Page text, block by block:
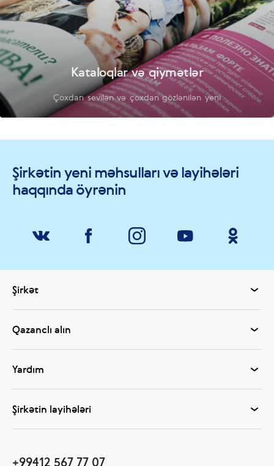
Kataloqlar və qiymətlər
Çoxdan sevilən və çoxdan gözlənilən yeni
Şirkətin yeni məhsulları və layihələri
haqqında öyrənin
Şirkət
Qazanclı alın
Yardım
Şirkətin layihələri
+99412 567 77 07